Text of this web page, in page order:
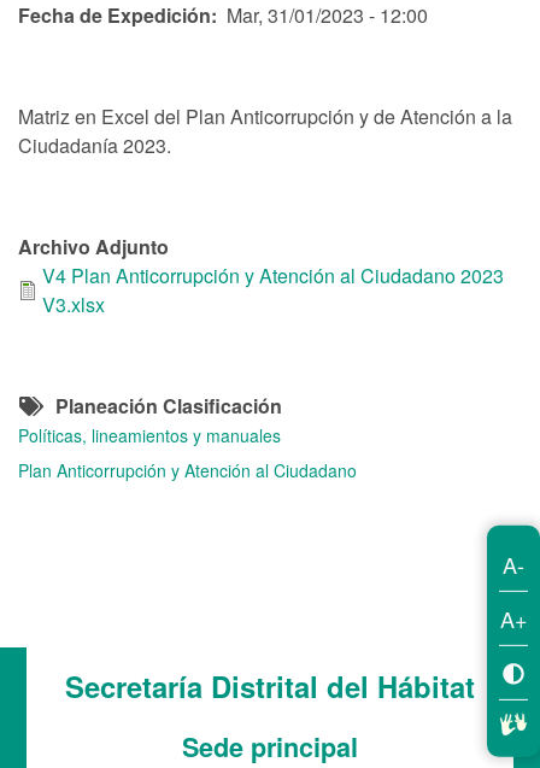
Fecha de Expedición Mar, 31/01/2023 - 12:00
Matriz en Excel del Plan Anticorrupción y de Atención a la
Ciudadanía 2023.
Archivo Adjunto
V4 Plan Anticorrupción y Atención al Ciudadano 2023
V3.xlsx
Planeación Clasificación
Políticas, lineamientos y manuales
Plan Anticorrupción y Atención al Ciudadano
Secretaría Distrital del Hábitat
Sede principal
A-
A+